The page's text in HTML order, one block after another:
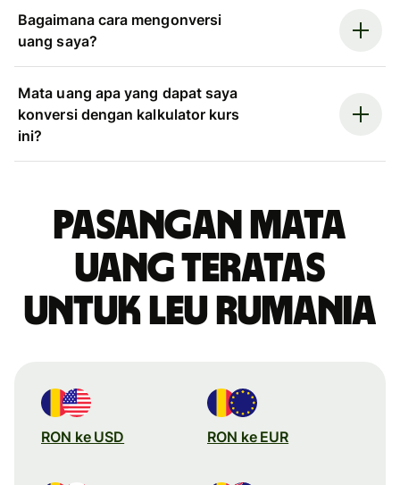
Bagaimana cara mengonversi
uang saya?
Mata uang apa yang dapat saya
konversi dengan kalkulator kurs
ini?
Pasangan mata
uang teratas
untuk leu Rumania
RON ke USD RON ke EUR